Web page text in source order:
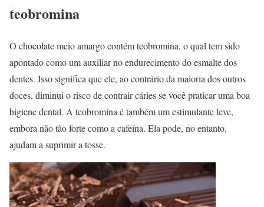
teobromina
O chocolate meio amargo contém teobromina, o qual tem sido
apontado como um auxiliar no endurecimento do esmalte dos
dentes. Isso significa que ele, ao contrário da maioria dos outros
doces, diminui o risco de contrair cáries se você praticar uma boa
higiene dental. A teobromina é também um estimulante leve,
embora não tão forte como a cafeína. Ela pode, no entanto,
ajudam a suprimir a tosse.